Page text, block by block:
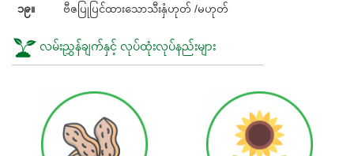
၁၉။ ဗီဇပြုပြင်ထားသောသီးနှံဟုတ် /မဟုတ်
လမ်းညွှန်ချက်နှင့် လုပ်ထုံးလုပ်နည်းများ